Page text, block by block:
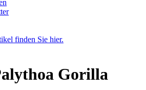
finden Sie hier.
Gorilla